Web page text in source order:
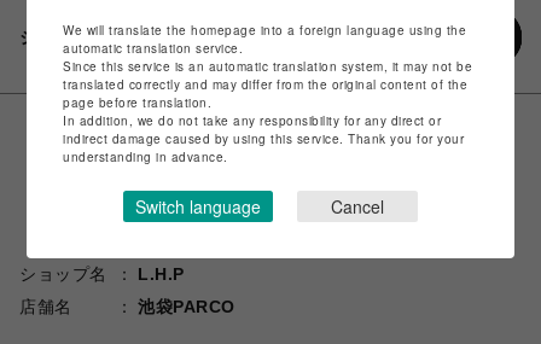
シェアする
ショップ名
L.H.P
店舗名
池袋PARCO
We will translate the homepage into a foreign language using the
automatic translation service.
Since this service is an automatic translation system, it may not be
translated correctly and may differ from the original content of the
page before translation.
In addition, we do not take any responsibility for any direct or
indirect damage caused by using this service. Thank you for your
understanding in advance.
Switch language Cancel